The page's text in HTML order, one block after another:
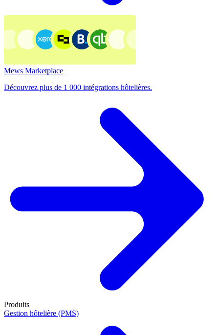
Mews Marketplace
Découvrez plus de 1 000 intégrations hôtelières.
Produits
Gestion hôtelière (PMS)